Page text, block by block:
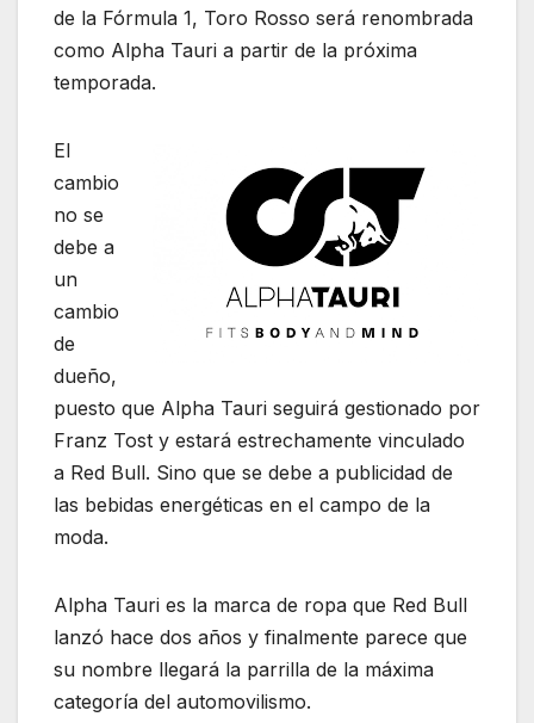
de la Fórmula 1, Toro Rosso será renombrada
como Alpha Tauri a partir de la próxima
temporada.
El
cambio
no se
debe a
un
cambio
de
dueño,
puesto que Alpha Tauri seguirá gestionado por
Franz Tost y estará estrechamente vinculado
a Red Bull. Sino que se debe a publicidad de
las bebidas energéticas en el campo de la
moda.
Alpha Tauri es la marca de ropa que Red Bull
lanzó hace dos años y finalmente parece que
su nombre llegará la parrilla de la máxima
categoría del automovilismo.